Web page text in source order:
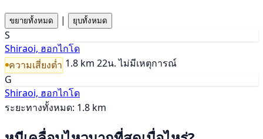
ขยายทั้งหมด | ยุบทั้งหมด
S
Shiraoi, ฮอกไกโด
ความเสี่ยงต่ำ 1.8 km 22น. ไม่มีเหตุการณ์
G
Shiraoi, ฮอกไกโด
ระยะทางทั้งหมด: 1.8 km